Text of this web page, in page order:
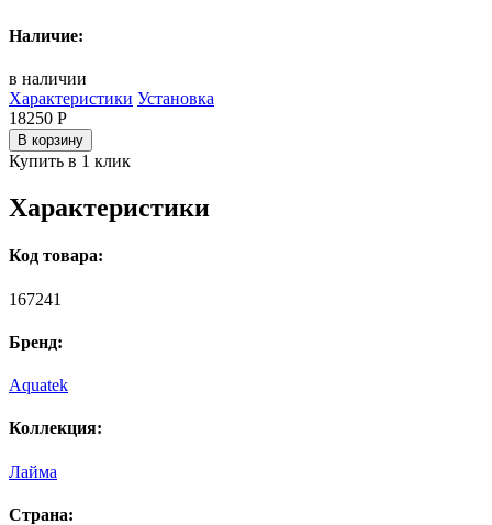
Наличие:
в наличии
Характеристики Установка
18250 Р
В корзину
Купить в 1 клик
Характеристики
Код товара:
167241
Бренд:
Aquatek
Коллекция:
Лайма
Страна: